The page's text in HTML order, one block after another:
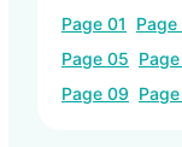
Page 01
Page
Page 05
Page 09